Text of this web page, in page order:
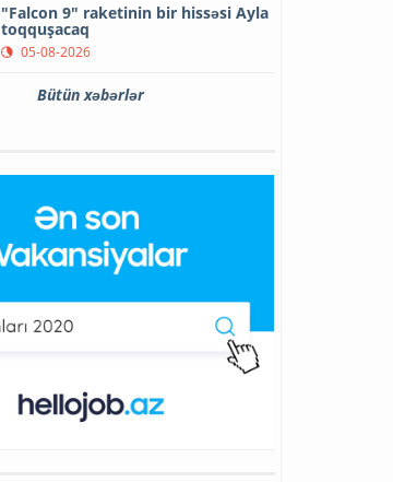
"Falcon 9" raketinin bir hissəsi Ayla
toqquşacaq
05-08-2026
Bütün xəbərlər